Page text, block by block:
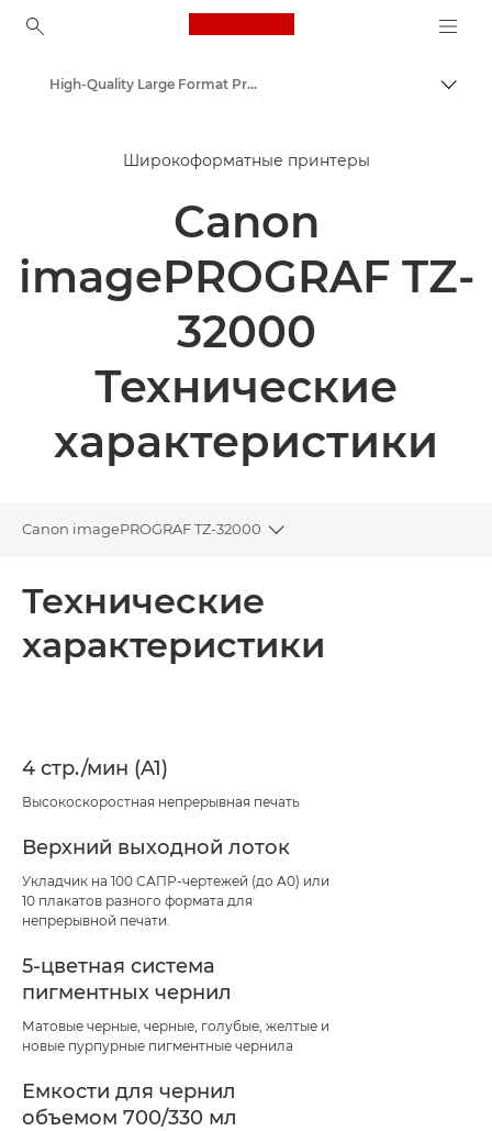
Canon Logo, back to
Решения и услуги
Продукты и решения для бизнеса
High-Quality Large Format Printers for CAD/GIS and Stunning Graphics
Широкоформатные принтеры
Canon
imagePROGRAF TZ-
32000
Технические
характеристики
Canon imagePROGRAF TZ-32000
Toggle breadcrumbs
Технические характеристики
Технические
характеристики
4 стр./мин (A1)
Высокоскоростная непрерывная печать
Верхний выходной лоток
Укладчик на 100 САПР-чертежей (до A0) или
10 плакатов разного формата для
непрерывной печати.
5-цветная система
пигментных чернил
Матовые черные, черные, голубые, желтые и
новые пурпурные пигментные чернила
Емкости для чернил
объемом 700/330 мл